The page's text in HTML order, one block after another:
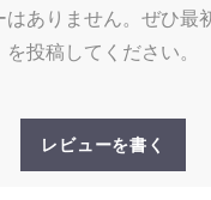
はありません。ぜひ最
を投稿してください。
レビューを書く